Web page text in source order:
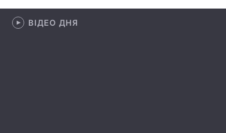
Контакти
ВІДЕО ДНЯ